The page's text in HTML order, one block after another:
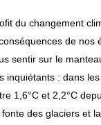
du changement
de
sentir sur le
inquiétants : dans
1,6°C et 2,2°C
des glaciers et